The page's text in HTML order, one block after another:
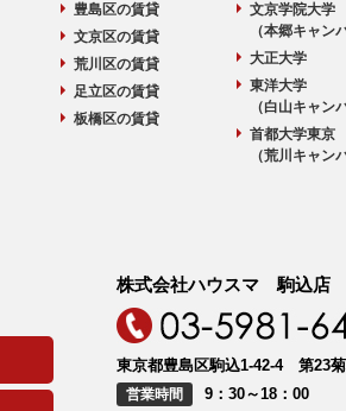
豊島区の賃貸
文京区の賃貸
荒川区の賃貸
足立区の賃貸
板橋区の賃貸
文京学院大学
（本郷キャン
大正大学
東洋大学
（白山キャン
首都大学東京
（荒川キャン
株式会社ハウスマ 駒込店
東京都豊島区駒込1-42-4 第23
営業時間 9：30～18：00